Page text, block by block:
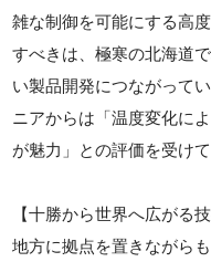
雑な制御を可能にする高
すべきは、極寒の北海道
い製品開発につながって
ニアからは「温度変化に
が魅力」との評価を受けて
【十勝から世界へ広がる
地方に拠点を置きながら